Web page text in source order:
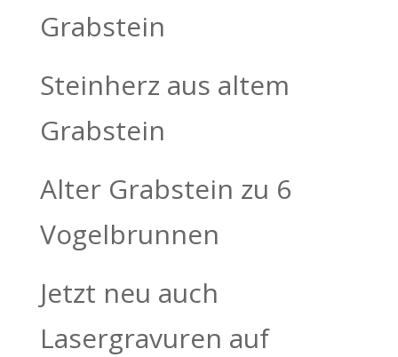
Grabstein
Steinherz aus altem
Grabstein
Alter Grabstein zu 6
Vogelbrunnen
Jetzt neu auch
Lasergravuren auf